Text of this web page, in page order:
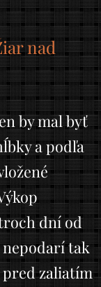
nad
by mal byť
a podľa
dní od
nepodarí tak
pred zaliatím